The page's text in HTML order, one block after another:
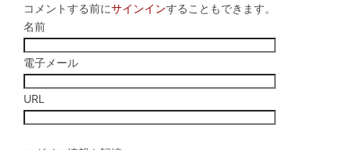
コメントする前にサインインすることもできます。
名前
電子メール
URL